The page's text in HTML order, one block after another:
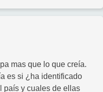
mas que lo que creía.
es si ¿ha identificado
país y cuales de ellas